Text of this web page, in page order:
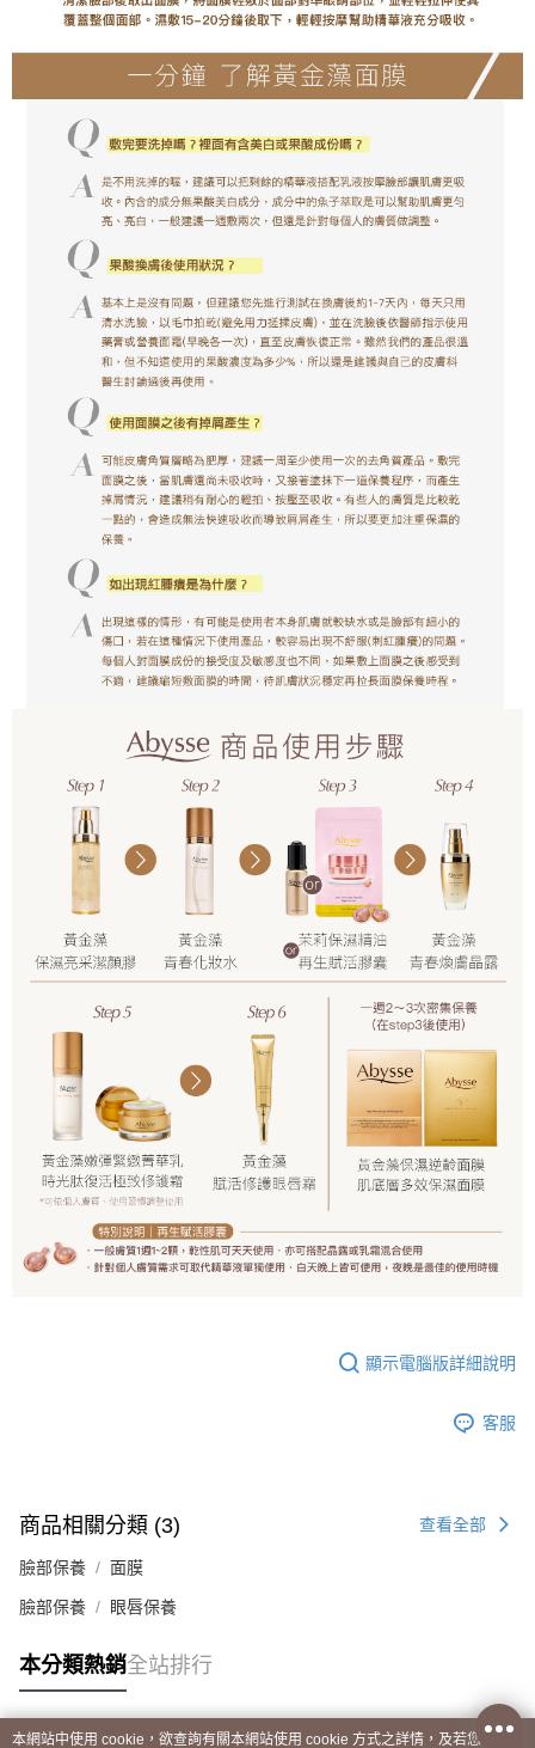
顯示電腦版詳細說明
客服
商品相關分類 (3) 查看全部
臉部保養 面膜
臉部保養 眼唇保養
本分類熱銷全站排行
本網站中使用 cookie，欲查詢有關本網站使用 cookie 方式之詳情，及若您不希